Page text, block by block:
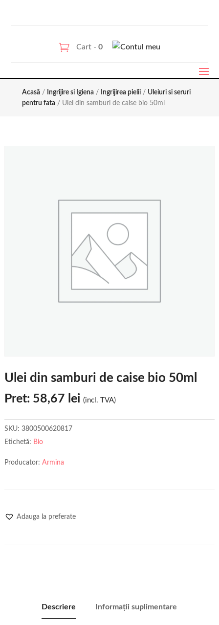
Cart - 0
Acasă/ Ingrijire si Igiena/ Ingrijirea pielii/ Uleiuri si seruri
pentru fata/ Ulei din samburi de caise bio 50ml
Ulei din samburi de caise bio 50ml
Pret: 58,67 lei (incl. TVA)
SKU: 3800500620817
Etichetă: Bio
Producator: Armina
Adauga la preferate
Descriere Informații suplimentare